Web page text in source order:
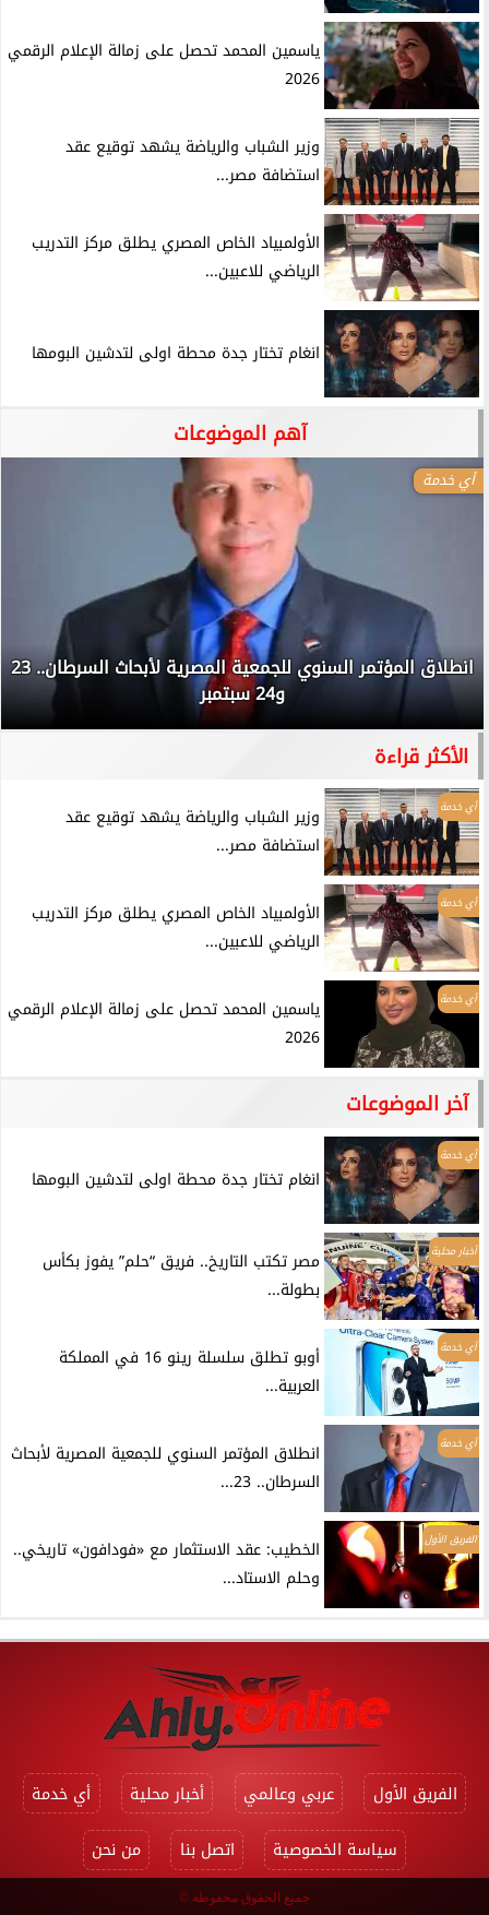
ياسمين المحمد تحصل على زمالة الإعلام الرقمي
2026
وزير الشباب والرياضة يشهد توقيع عقد
استضافة مصر...
الأولمبياد الخاص المصري يطلق مركز التدريب
الرياضي للاعبين...
انغام تختار جدة محطة اولى لتدشين البومها
آهم الموضوعات
أي خدمة
انطلاق المؤتمر السنوي للجمعية المصرية لأبحاث السرطان.. 23
و24 سبتمبر
الأكثر قراءة
أي خدمة
وزير الشباب والرياضة يشهد توقيع عقد
استضافة مصر...
أي خدمة
الأولمبياد الخاص المصري يطلق مركز التدريب
الرياضي للاعبين...
أي خدمة
ياسمين المحمد تحصل على زمالة الإعلام الرقمي
2026
آخر الموضوعات
أي خدمة
انغام تختار جدة محطة اولى لتدشين البومها
أخبار محلية
مصر تكتب التاريخ.. فريق “حلم” يفوز بكأس
بطولة...
أي خدمة
أوبو تطلق سلسلة رينو 16 في المملكة
العربية...
أي خدمة
انطلاق المؤتمر السنوي للجمعية المصرية لأبحاث
السرطان.. 23...
الفريق الأول
الخطيب: عقد الاستثمار مع «فودافون» تاريخي..
وحلم الاستاد...
الفريق الأول عربي وعالمي أخبار محلية
أي خدمة
سياسة الخصوصية
اتصل بنا من نحن
جميع الحقوق محفوظة ©